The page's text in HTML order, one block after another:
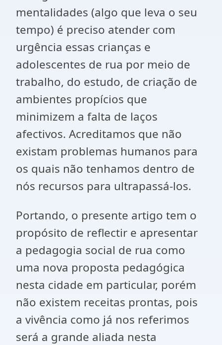
mentalidades (algo que leva o seu
tempo) é preciso atender com
urgência essas crianças e
adolescentes de rua por meio de
trabalho, do estudo, de criação de
ambientes propícios que
minimizem a falta de laços
afectivos. Acreditamos que não
existam problemas humanos para
os quais não tenhamos dentro de
nós recursos para ultrapassá-los.
Portando, o presente artigo tem o
propósito de reflectir e apresentar
a pedagogia social de rua como
uma nova proposta pedagógica
nesta cidade em particular, porém
não existem receitas prontas, pois
a vivência como já nos referimos
será a grande aliada nesta